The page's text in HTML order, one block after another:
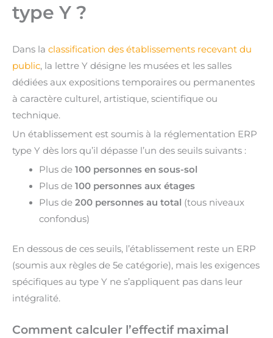
type Y ?
Dans la classification des établissements recevant du
public, la lettre Y désigne les musées et les salles
dédiées aux expositions temporaires ou permanentes
à caractère culturel, artistique, scientifique ou
technique.
Un établissement est soumis à la réglementation ERP
type Y dès lors qu’il dépasse l’un des seuils suivants :
Plus de 100 personnes en sous-sol
Plus de 100 personnes aux étages
Plus de 200 personnes au total (tous niveaux
confondus)
En dessous de ces seuils, l’établissement reste un ERP
(soumis aux règles de 5e catégorie), mais les exigences
spécifiques au type Y ne s’appliquent pas dans leur
intégralité.
Comment calculer l’effectif maximal